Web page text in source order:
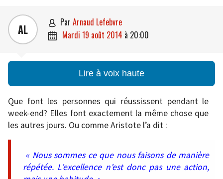
AL  par Arnaud Lefebvre
 mardi 19 août 2014 à 20:00
Lire à voix haute
Que font les personnes qui réussissent pendant le
week-end? Elles font exactement la même chose que
les autres jours. Ou comme Aristote l’a dit :
« Nous sommes ce que nous faisons de manière
répétée. L’excellence n’est donc pas une action,